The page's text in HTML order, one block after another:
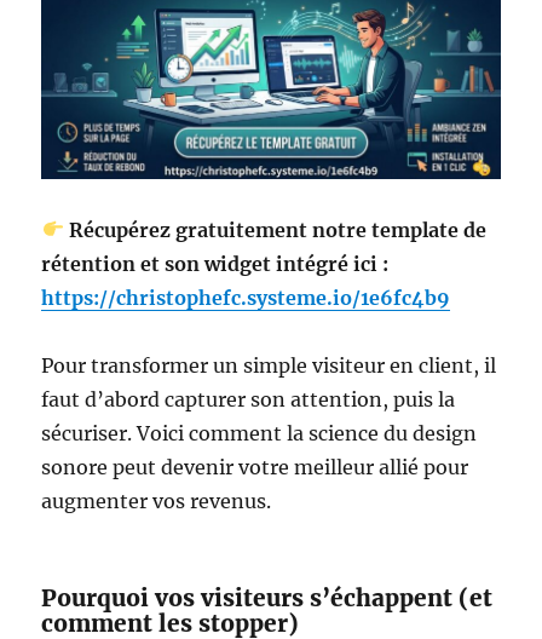
Récupérez gratuitement notre template de
rétention et son widget intégré ici :
https://christophefc.systeme.io/1e6fc4b9
Pour transformer un simple visiteur en client, il
faut d’abord capturer son attention, puis la
sécuriser. Voici comment la science du design
sonore peut devenir votre meilleur allié pour
augmenter vos revenus.
Pourquoi vos visiteurs s’échappent (et
comment les stopper)